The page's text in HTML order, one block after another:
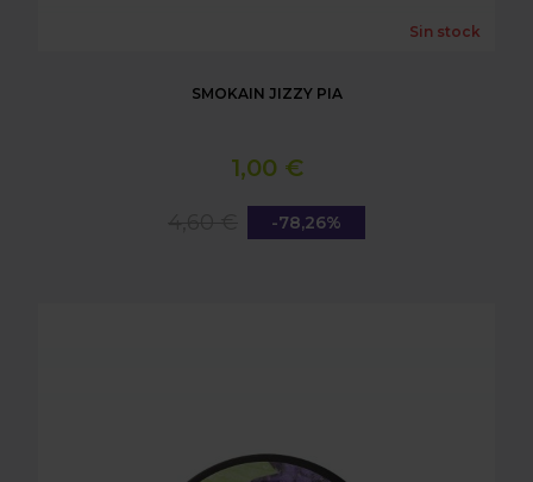
Sin stock
SMOKAIN JIZZY PIA
1,00 €
-78,26%